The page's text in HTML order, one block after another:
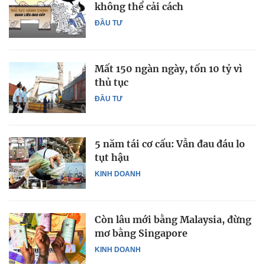
ĐẦU TƯ
không thể cải cách
ĐẦU TƯ
Mất 150 ngàn ngày, tốn 10 tỷ vì
thủ tục
KINH DOANH
5 năm tái cơ cấu: Vẫn đau đáu lo
tụt hậu
KINH DOANH
Còn lâu mới bằng Malaysia, đừng
mơ bằng Singapore